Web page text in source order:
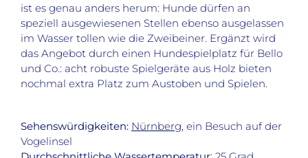
ist es genau anders herum: Hunde dürfen an
speziell ausgewiesenen Stellen ebenso ausgelassen
im Wasser tollen wie die Zweibeiner. Ergänzt wird
das Angebot durch einen Hundespielplatz für Bello
und Co.: acht robuste Spielgeräte aus Holz bieten
nochmal extra Platz zum Austoben und Spielen.
Sehenswürdigkeiten: Nürnberg, ein Besuch auf der
Vogelinsel